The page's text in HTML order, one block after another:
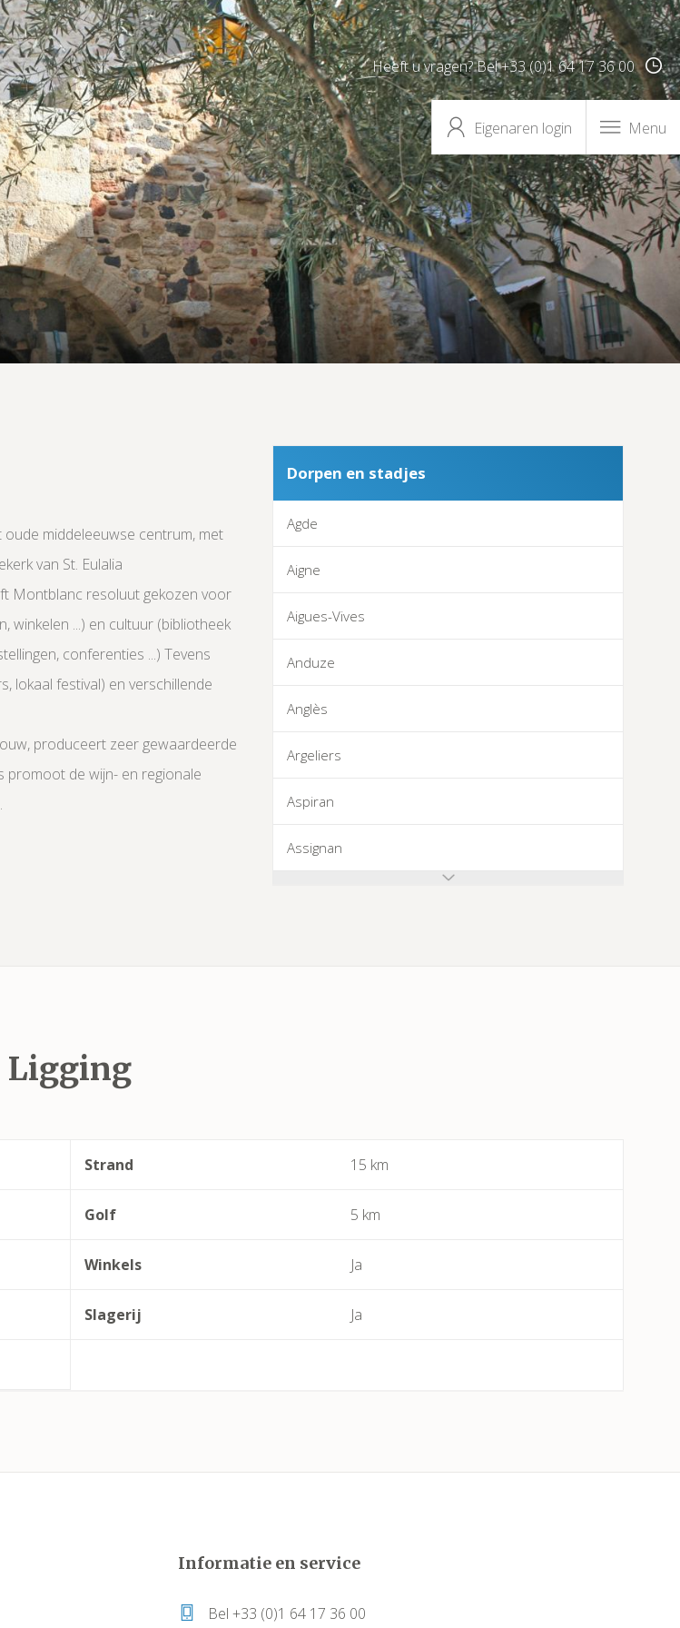
Heeft u vragen? Bel +33 (0)1 64 17 36 00
Eigenaren login Menu
middeleeuwse centrum, met
van St. Eulalia
Montblanc resoluut gekozen voor
winkelen ...) en cultuur (bibliotheek
conferenties ...) Tevens
lokaal festival) en verschillende
produceert zeer gewaardeerde
promoot de wijn- en regionale
Dorpen en stadjes
Agde
Aigne
Aigues-Vives
Anduze
Anglès
Argeliers
Aspiran
Assignan
Ligging
Strand 15 km
Golf 5 km
Winkels Ja
Slagerij Ja
Informatie en service
Bel +33 (0)1 64 17 36 00